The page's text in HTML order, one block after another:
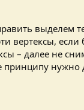
выделем
вертексы,
– далее не
нужно